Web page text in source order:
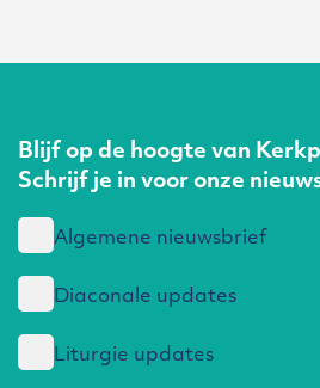
Blijf op de hoogte van
Schrijf je in voor onze
Algemene nieuwsbrief
Diaconale updates
Liturgie updates